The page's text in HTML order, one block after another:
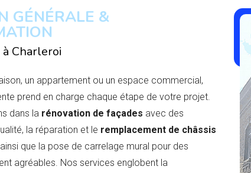
GÉNÉRALE &
à Charleroi
un appartement ou un espace commercial,
prend en charge chaque étape de votre projet.
dans la rénovation de façades avec des
la réparation et le remplacement de châssis
que la pose de carrelage mural pour des
agréables. Nos services englobent la